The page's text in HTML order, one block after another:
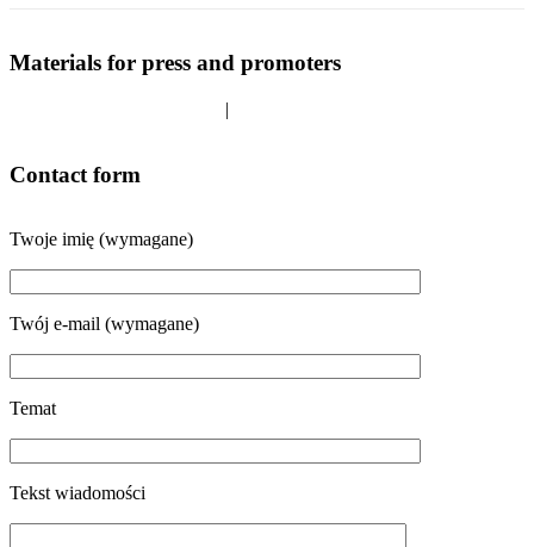
Materials for press and promoters
|
Contact form
Twoje imię (wymagane)
Twój e-mail (wymagane)
Temat
Tekst wiadomości